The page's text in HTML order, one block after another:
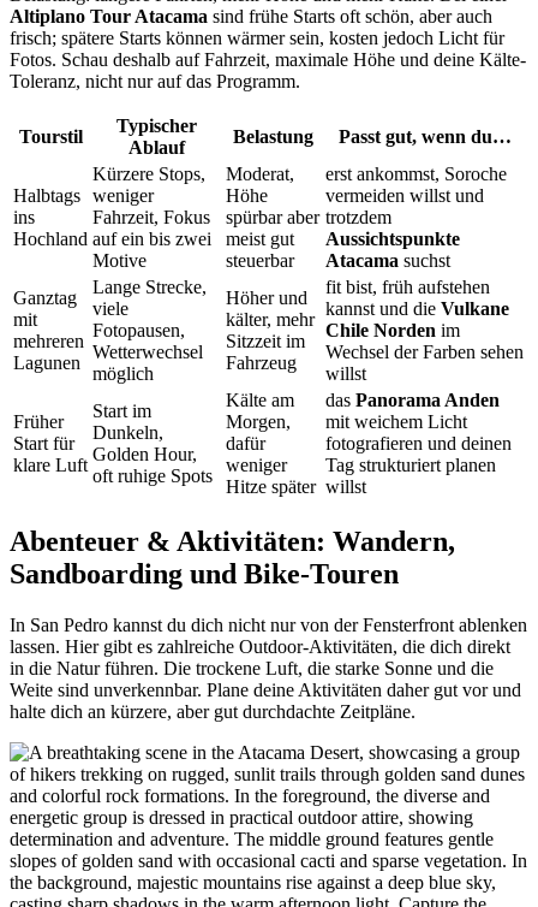
Altiplano Tour Atacama sind frühe Starts oft schön, aber auch
frisch; spätere Starts können wärmer sein, kosten jedoch Licht für
Fotos. Schau deshalb auf Fahrzeit, maximale Höhe und deine Kälte-
Toleranz, nicht nur auf das Programm.
Tourstil
Typischer
Ablauf
Belastung Passt gut, wenn du…
Halbtags
ins
Hochland
Kürzere Stops,
weniger
Fahrzeit, Fokus
auf ein bis zwei
Motive
Moderat,
Höhe
spürbar aber
meist gut
steuerbar
erst ankommst, Soroche
vermeiden willst und
trotzdem
Aussichtspunkte
Atacama suchst
Ganztag
mit
mehreren
Lagunen
Lange Strecke,
viele
Fotopausen,
Wetterwechsel
möglich
Höher und
kälter, mehr
Sitzzeit im
Fahrzeug
fit bist, früh aufstehen
kannst und die Vulkane
Chile Norden im
Wechsel der Farben sehen
willst
Früher
Start für
klare Luft
Start im
Dunkeln,
Golden Hour,
oft ruhige Spots
Kälte am
Morgen,
dafür
weniger
Hitze später
das Panorama Anden
mit weichem Licht
fotografieren und deinen
Tag strukturiert planen
willst
Abenteuer & Aktivitäten: Wandern,
Sandboarding und Bike-Touren
In San Pedro kannst du dich nicht nur von der Fensterfront ablenken
lassen. Hier gibt es zahlreiche Outdoor-Aktivitäten, die dich direkt
in die Natur führen. Die trockene Luft, die starke Sonne und die
Weite sind unverkennbar. Plane deine Aktivitäten daher gut vor und
halte dich an kürzere, aber gut durchdachte Zeitpläne.